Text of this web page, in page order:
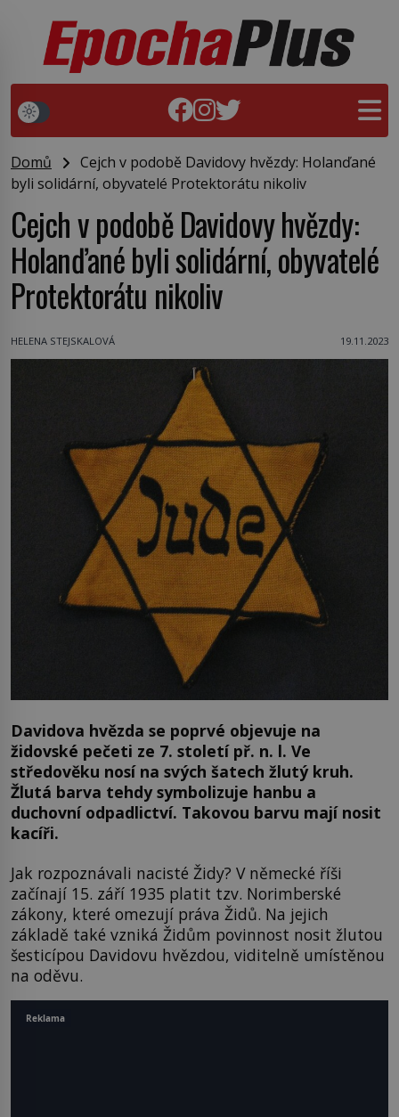
Domů
Cejch v podobě Davidovy hvězdy: Holanďané
byli solidární, obyvatelé Protektorátu nikoliv
Cejch v podobě Davidovy hvězdy:
Holanďané byli solidární, obyvatelé
Protektorátu nikoliv
HELENA STEJSKALOVÁ 19.11.2023
Davidova hvězda se poprvé objevuje na
židovské pečeti ze 7. století př. n. l. Ve
středověku nosí na svých šatech žlutý kruh.
Žlutá barva tehdy symbolizuje hanbu a
duchovní odpadlictví. Takovou barvu mají nosit
kacíři.
Jak rozpoznávali nacisté Židy? V německé říši
začínají 15. září 1935 platit tzv. Norimberské
zákony, které omezují práva Židů. Na jejich
základě také vzniká Židům povinnost nosit žlutou
šesticípou Davidovu hvězdou, viditelně umístěnou
na oděvu.
Reklama